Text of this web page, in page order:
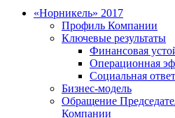
«Норникель» 2017
Профиль Компании
Ключевые результаты
Финансовая
Операционная
Социальная
Бизнес-модель
Обращение
Компании